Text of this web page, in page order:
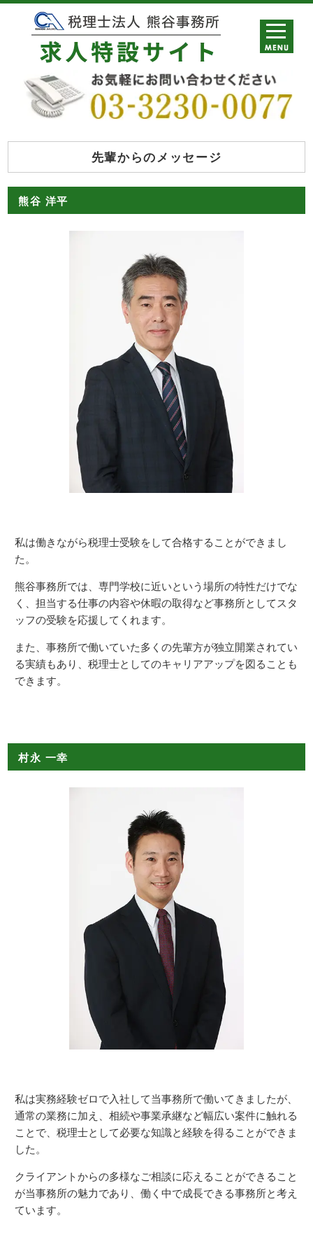
先輩からのメッセージ
熊谷 洋平
私は働きながら税理士受験をして合格することができまし
た。
熊谷事務所では、専門学校に近いという場所の特性だけでな
く、担当する仕事の内容や休暇の取得など事務所としてスタ
ッフの受験を応援してくれます。
また、事務所で働いていた多くの先輩方が独立開業されてい
る実績もあり、税理士としてのキャリアアップを図ることも
できます。
村永 一幸
私は実務経験ゼロで入社して当事務所で働いてきましたが、
通常の業務に加え、相続や事業承継など幅広い案件に触れる
ことで、税理士として必要な知識と経験を得ることができま
した。
クライアントからの多様なご相談に応えることができること
が当事務所の魅力であり、働く中で成長できる事務所と考え
ています。